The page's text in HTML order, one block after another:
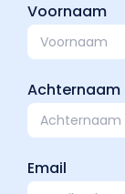
Voornaam
Achternaam
Email